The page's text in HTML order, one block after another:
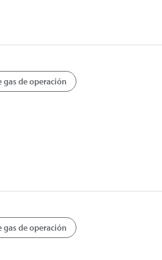
gas de operación
gas de operación